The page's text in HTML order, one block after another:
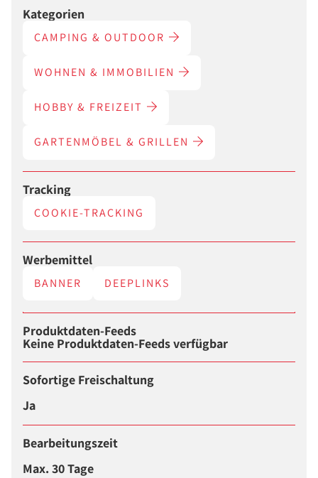
Kategorien
CAMPING & OUTDOOR
WOHNEN & IMMOBILIEN
HOBBY & FREIZEIT
GARTENMÖBEL & GRILLEN
Tracking
COOKIE-TRACKING
Werbemittel
BANNER DEEPLINKS
Produktdaten-Feeds
Keine Produktdaten-Feeds verfügbar
Sofortige Freischaltung
Ja
Bearbeitungszeit
Max. 30 Tage